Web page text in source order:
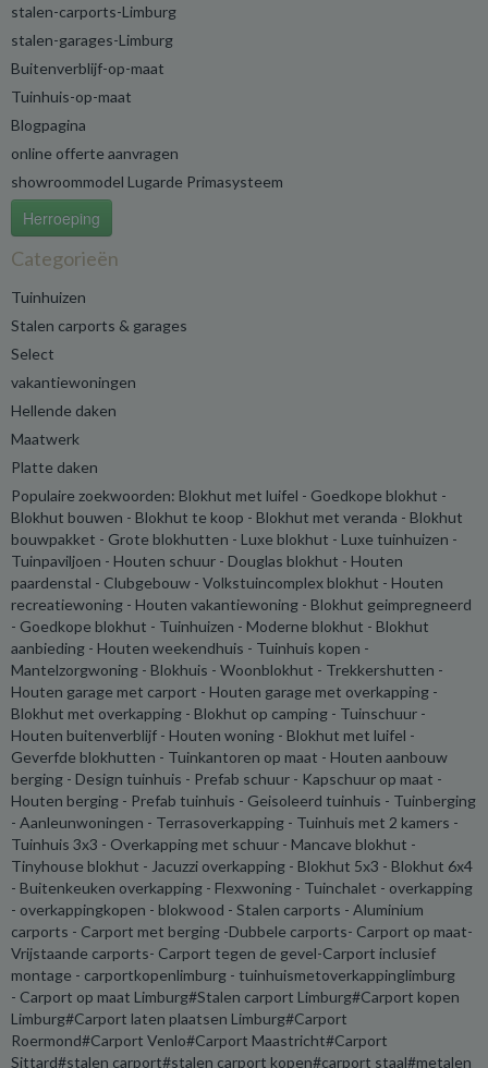
stalen-carports-Limburg
stalen-garages-Limburg
Buitenverblijf-op-maat
Tuinhuis-op-maat
Blogpagina
online offerte aanvragen
showroommodel Lugarde Primasysteem
Herroeping
Categorieën
Tuinhuizen
Stalen carports & garages
Select
vakantiewoningen
Hellende daken
Maatwerk
Platte daken
Populaire zoekwoorden: Blokhut met luifel - Goedkope blokhut -
Blokhut bouwen - Blokhut te koop - Blokhut met veranda - Blokhut
bouwpakket - Grote blokhutten - Luxe blokhut - Luxe tuinhuizen -
Tuinpaviljoen - Houten schuur - Douglas blokhut - Houten
paardenstal - Clubgebouw - Volkstuincomplex blokhut - Houten
recreatiewoning - Houten vakantiewoning - Blokhut geimpregneerd
- Goedkope blokhut - Tuinhuizen - Moderne blokhut - Blokhut
aanbieding - Houten weekendhuis - Tuinhuis kopen -
Mantelzorgwoning - Blokhuis - Woonblokhut - Trekkershutten -
Houten garage met carport - Houten garage met overkapping -
Blokhut met overkapping - Blokhut op camping - Tuinschuur -
Houten buitenverblijf - Houten woning - Blokhut met luifel -
Geverfde blokhutten - Tuinkantoren op maat - Houten aanbouw
berging - Design tuinhuis - Prefab schuur - Kapschuur op maat -
Houten berging - Prefab tuinhuis - Geisoleerd tuinhuis - Tuinberging
- Aanleunwoningen - Terrasoverkapping - Tuinhuis met 2 kamers -
Tuinhuis 3x3 - Overkapping met schuur - Mancave blokhut -
Tinyhouse blokhut - Jacuzzi overkapping - Blokhut 5x3 - Blokhut 6x4
- Buitenkeuken overkapping - Flexwoning - Tuinchalet - overkapping
- overkappingkopen - blokwood - Stalen carports - Aluminium
carports - Carport met berging -Dubbele carports- Carport op maat-
Vrijstaande carports- Carport tegen de gevel-Carport inclusief
montage - carportkopenlimburg - tuinhuismetoverkappinglimburg
- Carport op maat Limburg#Stalen carport Limburg#Carport kopen
Limburg#Carport laten plaatsen Limburg#Carport
Roermond#Carport Venlo#Carport Maastricht#Carport
Sittard#stalen carport#stalen carport kopen#carport staal#metalen